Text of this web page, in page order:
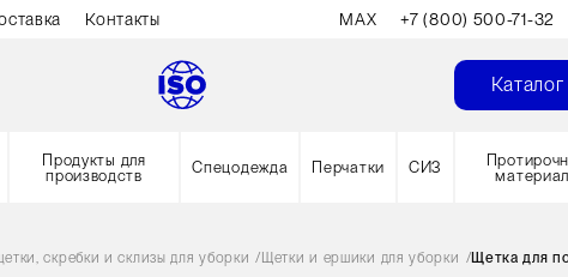
Контакты MAX +7 (800) 500-71-32
Каталог
Продукты для
производств
Спецодежда Перчатки СИЗ
скребки и склизы для уборки / Щетки и ершики для уборки /Щетка для